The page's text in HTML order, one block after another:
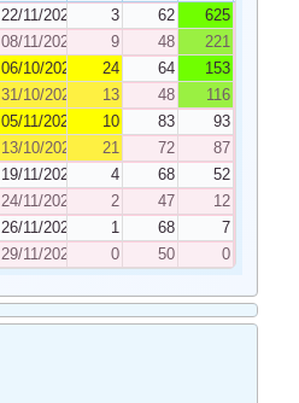
22/11/2025 3 62
625
08/11/2025 9 48
221
06/10/2025 24 64
153
31/10/2025 13 48
116
05/11/2025 10 83
93
13/10/2025 21 72
87
19/11/2025 4 68
52
24/11/2025 2 47
12
26/11/2025 1 68
7
29/11/2025 0 50 0